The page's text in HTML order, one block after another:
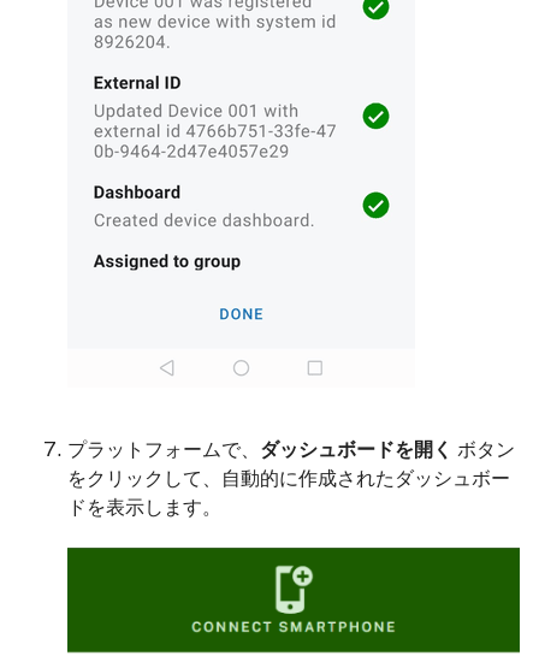
プラットフォームで、 ダッシュボードを開く ボタン
をクリックして、自動的に作成されたダッシュボー
ドを表示します。